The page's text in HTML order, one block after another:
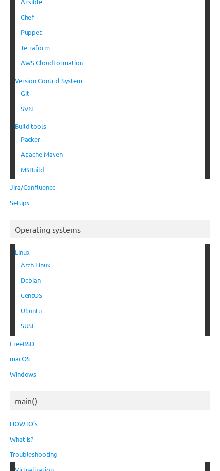
Ansible
Chef
Puppet
Terraform
AWS CloudFormation
Version Control System
Git
SVN
Build tools
Packer
Apache Maven
MSBuild
Jira/Confluence
Setups
Operating systems
Linux
Arch Linux
Debian
CentOS
Ubuntu
SUSE
FreeBSD
macOS
Windows
main()
HOWTO’s
What is?
Troubleshooting